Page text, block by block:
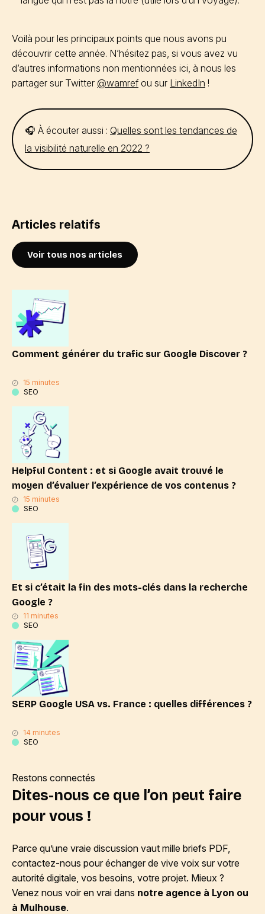
Voilà pour les principaux points que nous avons pu
découvrir cette année. N’hésitez pas, si vous avez vu
d’autres informations non mentionnées ici, à nous les
partager sur Twitter @wamrefou sur LinkedIn !
🎧 À écouter aussi : Quelles sont les tendances de
la visibilité naturelle en 2022 ?
Articles relatifs
Voir tous nos articles
Comment générer du trafic sur Google Discover ?
15 minutes
SEO
Helpful Content : et si Google avait trouvé le
moyen d’évaluer l’expérience de vos contenus ?
15 minutes
SEO
Et si c’était la fin des mots-clés dans la recherche
Google ?
11 minutes
SEO
SERP Google USA vs. France : quelles différences ?
14 minutes
SEO
Restons connectés
Dites-nous ce que l’on peut faire
pour vous !
Parce qu’une vraie discussion vaut mille briefs PDF,
contactez-nous pour échanger de vive voix sur votre
autorité digitale, vos besoins, votre projet. Mieux ?
Venez nous voir en vrai dans notre agence à Lyon ou
à Mulhouse.